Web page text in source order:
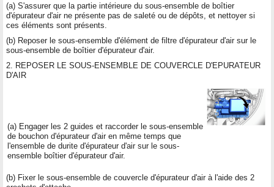
(a) S'assurer que la partie intérieure du sous-ensemble de boîtier
d'épurateur d'air ne présente pas de saleté ou de dépôts, et nettoyer si
ces éléments sont présents.
(b) Reposer le sous-ensemble d'élément de filtre d'épurateur d'air sur le
sous-ensemble de boîtier d'épurateur d'air.
2. REPOSER LE SOUS-ENSEMBLE DE COUVERCLE D'EPURATEUR
D'AIR
(a) Engager les 2 guides et raccorder le sous-ensemble
de bouchon d'épurateur d'air en même temps que
l'ensemble de durite d'épurateur d'air sur le sous-
ensemble boîtier d'épurateur d'air.
(b) Fixer le sous-ensemble de couvercle d'épurateur d'air à l'aide des 2